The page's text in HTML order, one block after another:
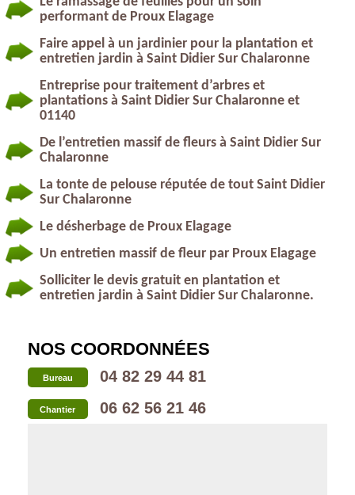
performant de Proux Elagage
Faire appel à un jardinier pour la plantation et
entretien jardin à Saint Didier Sur Chalaronne
Entreprise pour traitement d’arbres et
plantations à Saint Didier Sur Chalaronne et
01140
De l’entretien massif de fleurs à Saint Didier Sur
Chalaronne
La tonte de pelouse réputée de tout Saint Didier
Sur Chalaronne
Le désherbage de Proux Elagage
Un entretien massif de fleur par Proux Elagage
Solliciter le devis gratuit en plantation et
entretien jardin à Saint Didier Sur Chalaronne.
NOS COORDONNÉES
Bureau 04 82 29 44 81
Chantier 06 62 56 21 46